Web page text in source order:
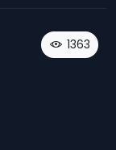
1363